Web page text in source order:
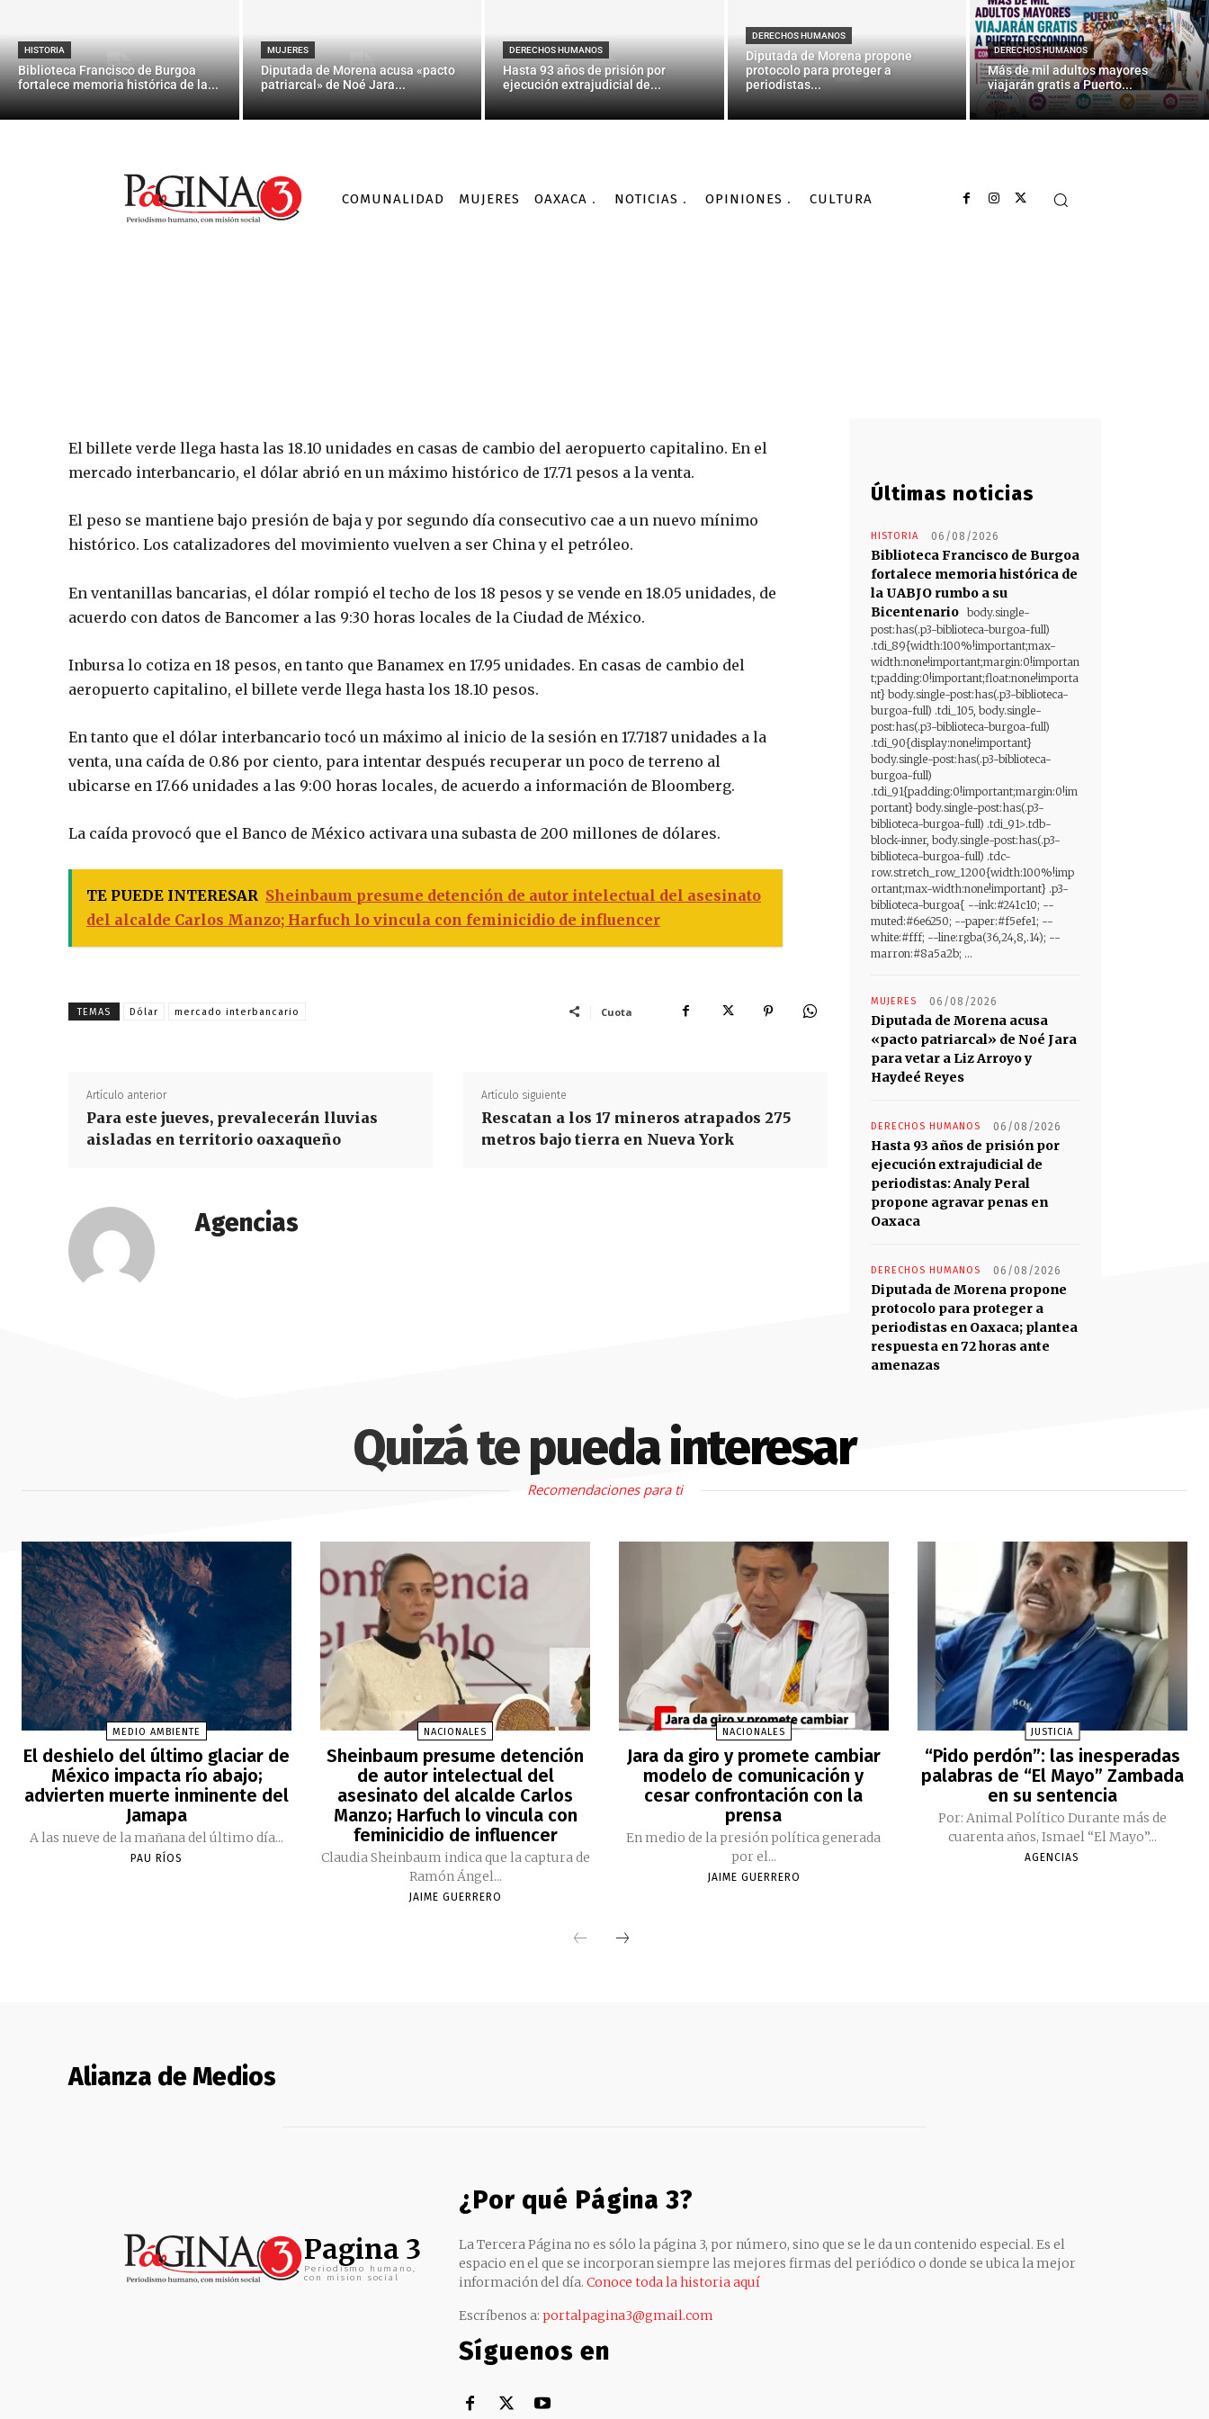
HISTORIA
Biblioteca Francisco de Burgoa
fortalece memoria histórica de la...
MUJERES
Diputada de Morena acusa «pacto
patriarcal» de Noé Jara...
DERECHOS HUMANOS
Hasta 93 años de prisión por
ejecución extrajudicial de...
DERECHOS HUMANOS
Diputada de Morena propone
protocolo para proteger a
periodistas...
DERECHOS HUMANOS
Más de mil adultos mayores
viajarán gratis a Puerto...
COMUNALIDAD MUJERES OAXACA NOTICIAS OPINIONES CULTURA
Dólar 18 pesos en ventanilla
Por AGENCIAS - 07/01/2016
El billete verde llega hasta las 18.10 unidades en casas de cambio del aeropuerto capitalino. En el
mercado interbancario, el dólar abrió en un máximo histórico de 17.71 pesos a la venta.
El peso se mantiene bajo presión de baja y por segundo día consecutivo cae a un nuevo mínimo
histórico. Los catalizadores del movimiento vuelven a ser China y el petróleo.
En ventanillas bancarias, el dólar rompió el techo de los 18 pesos y se vende en 18.05 unidades, de
acuerdo con datos de Bancomer a las 9:30 horas locales de la Ciudad de México.
Inbursa lo cotiza en 18 pesos, en tanto que Banamex en 17.95 unidades. En casas de cambio del
aeropuerto capitalino, el billete verde llega hasta los 18.10 pesos.
En tanto que el dólar interbancario tocó un máximo al inicio de la sesión en 17.7187 unidades a la
venta, una caída de 0.86 por ciento, para intentar después recuperar un poco de terreno al
ubicarse en 17.66 unidades a las 9:00 horas locales, de acuerdo a información de Bloomberg.
La caída provocó que el Banco de México activara una subasta de 200 millones de dólares.
TE PUEDE INTERESAR Sheinbaum presume detención de autor intelectual del asesinato
del alcalde Carlos Manzo; Harfuch lo vincula con feminicidio de influencer
TEMAS Dólar mercado interbancario Cuota
Artículo anterior
Para este jueves, prevalecerán lluvias
aisladas en territorio oaxaqueño
Artículo siguiente
Rescatan a los 17 mineros atrapados 275
metros bajo tierra en Nueva York
Agencias
Últimas noticias
HISTORIA 06/08/2026
Biblioteca Francisco de Burgoa
fortalece memoria histórica de
la UABJO rumbo a su
Bicentenario body.single-
post:has(.p3-biblioteca-burgoa-full)
.tdi_89{width:100%!important;max-
width:none!important;margin:0!importan
t;padding:0!important;float:none!importa
nt} body.single-post:has(.p3-biblioteca-
burgoa-full) .tdi_105, body.single-
post:has(.p3-biblioteca-burgoa-full)
.tdi_90{display:none!important}
body.single-post:has(.p3-biblioteca-
burgoa-full)
.tdi_91{padding:0!important;margin:0!im
portant} body.single-post:has(.p3-
biblioteca-burgoa-full) .tdi_91>.tdb-
block-inner, body.single-post:has(.p3-
biblioteca-burgoa-full) .tdc-
row.stretch_row_1200{width:100%!imp
ortant;max-width:none!important} .p3-
biblioteca-burgoa{ --ink:#241c10; --
muted:#6e6250; --paper:#f5efe1; --
white:#fff; --line:rgba(36,24,8,.14); --
marron:#8a5a2b; ...
MUJERES 06/08/2026
Diputada de Morena acusa
«pacto patriarcal» de Noé Jara
para vetar a Liz Arroyo y
Haydeé Reyes
DERECHOS HUMANOS 06/08/2026
Hasta 93 años de prisión por
ejecución extrajudicial de
periodistas: Analy Peral
propone agravar penas en
Oaxaca
DERECHOS HUMANOS 06/08/2026
Diputada de Morena propone
protocolo para proteger a
periodistas en Oaxaca; plantea
respuesta en 72 horas ante
amenazas
Quizá te pueda interesar
Recomendaciones para ti
MEDIO AMBIENTE
El deshielo del último glaciar de
México impacta río abajo;
advierten muerte inminente del
Jamapa
A las nueve de la mañana del último día...
PAU RÍOS
NACIONALES
Sheinbaum presume detención
de autor intelectual del
asesinato del alcalde Carlos
Manzo; Harfuch lo vincula con
feminicidio de influencer
Claudia Sheinbaum indica que la captura de
Ramón Ángel...
JAIME GUERRERO
NACIONALES
Jara da giro y promete cambiar
modelo de comunicación y
cesar confrontación con la
prensa
En medio de la presión política generada
por el...
JAIME GUERRERO
JUSTICIA
“Pido perdón”: las inesperadas
palabras de “El Mayo” Zambada
en su sentencia
Por: Animal Político Durante más de
cuarenta años, Ismael “El Mayo”...
AGENCIAS
Alianza de Medios
Pagina 3
Periodismo humano,
con mision social
¿Por qué Página 3?
La Tercera Página no es sólo la página 3, por número, sino que se le da un contenido especial. Es el
espacio en el que se incorporan siempre las mejores firmas del periódico o donde se ubica la mejor
información del día. Conoce toda la historia aquí
Escríbenos a: portalpagina3@gmail.com
Síguenos en